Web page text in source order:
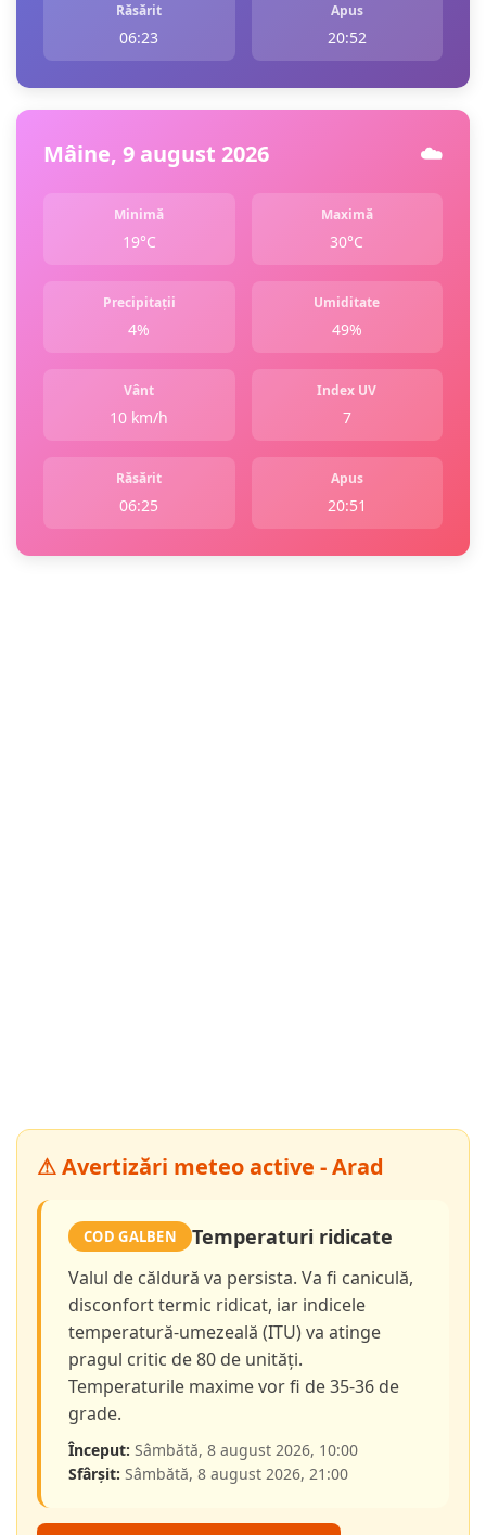
Răsărit
06:23
Apus
20:52
Mâine, 9 august 2026 ☁️
Minimă
19°C
Maximă
30°C
Precipitații
4%
Umiditate
49%
Vânt
10 km/h
Index UV
7
Răsărit
06:25
Apus
20:51
⚠ Avertizări meteo active - Arad
COD GALBEN Temperaturi ridicate
Valul de căldură va persista. Va fi caniculă,
disconfort termic ridicat, iar indicele
temperatură-umezeală (ITU) va atinge
pragul critic de 80 de unități.
Temperaturile maxime vor fi de 35-36 de
grade.
Început: Sâmbătă, 8 august 2026, 10:00
Sfârșit: Sâmbătă, 8 august 2026, 21:00